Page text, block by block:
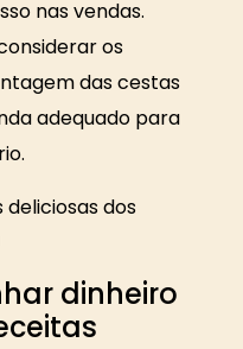
nas vendas.
os
das cestas
adequado para
dos
dinheiro